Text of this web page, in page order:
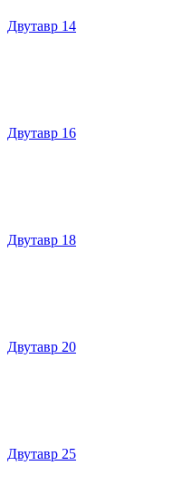
Двутавр 14
Двутавр 16
Двутавр 18
Двутавр 20
Двутавр 25